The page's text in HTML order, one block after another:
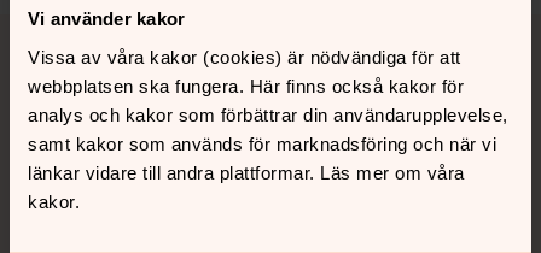
Vi använder kakor
Vissa av våra kakor (cookies) är nödvändiga för att
webbplatsen ska fungera. Här finns också kakor för
analys och kakor som förbättrar din användarupplevelse,
samt kakor som används för marknadsföring och när vi
länkar vidare till andra plattformar. Läs mer om våra
kakor.
Tillbaka till toppen
Tillbaka till innehållet
Kontakt